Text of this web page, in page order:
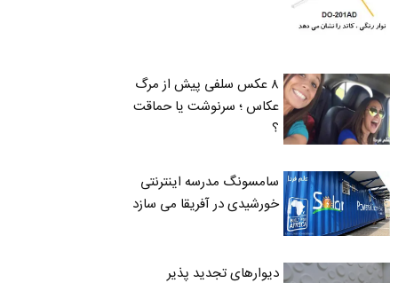
۸ عکس سلفی پیش از مرگ
عکاس ؛ سرنوشت یا حماقت
؟
سامسونگ مدرسه اینترنتی
خورشیدی در آفریقا می سازد
دیوارهای تجدید پذیر